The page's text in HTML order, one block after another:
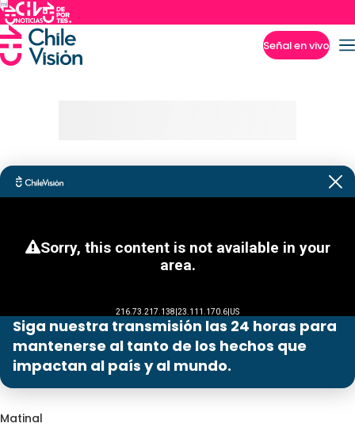
Señal en vivo
Siga nuestra transmisión las 24 horas para
mantenerse al tanto de los hechos que
impactan al país y al mundo.
Matinal
Programas
Contigo en Directo